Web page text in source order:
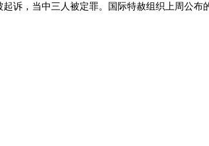
诉，当中三人被定罪。国际特赦组织上周公